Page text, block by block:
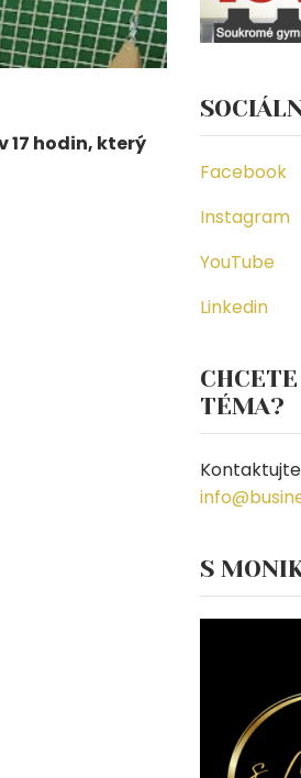
hodin, který
Facebook
Instagram
YouTube
Linkedin
TÉMA?
S